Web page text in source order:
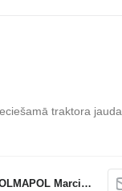
traktora jauda
Marcin Dziekan